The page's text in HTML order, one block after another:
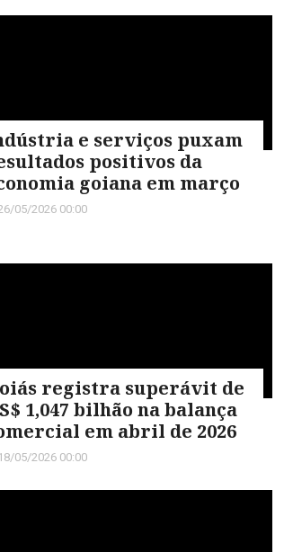
e serviços puxam
positivos da
goiana em março
05/2026 00:00
registra superávit de
1,047 bilhão na balança
em abril de 2026
05/2026 00:00